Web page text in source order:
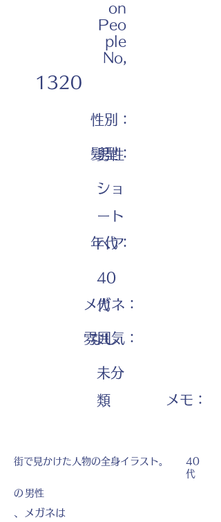
on
Peo
ple
No,
1320
性別：
男性
髪型：
ショ
ート
ヘア
年代：
40
代
メガネ：
なし
雰囲気：
未分
類
​メモ：
街で見かけた人物の全身イラスト。
40
代
の 男性
、メガネは